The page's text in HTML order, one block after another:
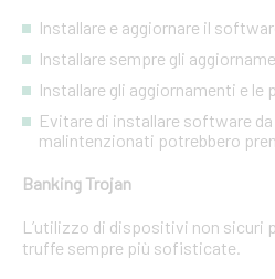
Installare e aggiornare il
Installare sempre gli
Installare gli aggiornamenti e
Evitare di installare software
malintenzionati potrebbero
Banking Trojan
L’utilizzo di dispositivi non sicuri
truffe sempre più sofisticate.